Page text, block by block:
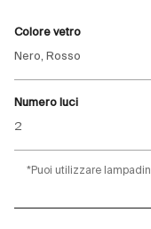
Colore vetro
Nero, Rosso
Numero luci
2
*Puoi utilizzare